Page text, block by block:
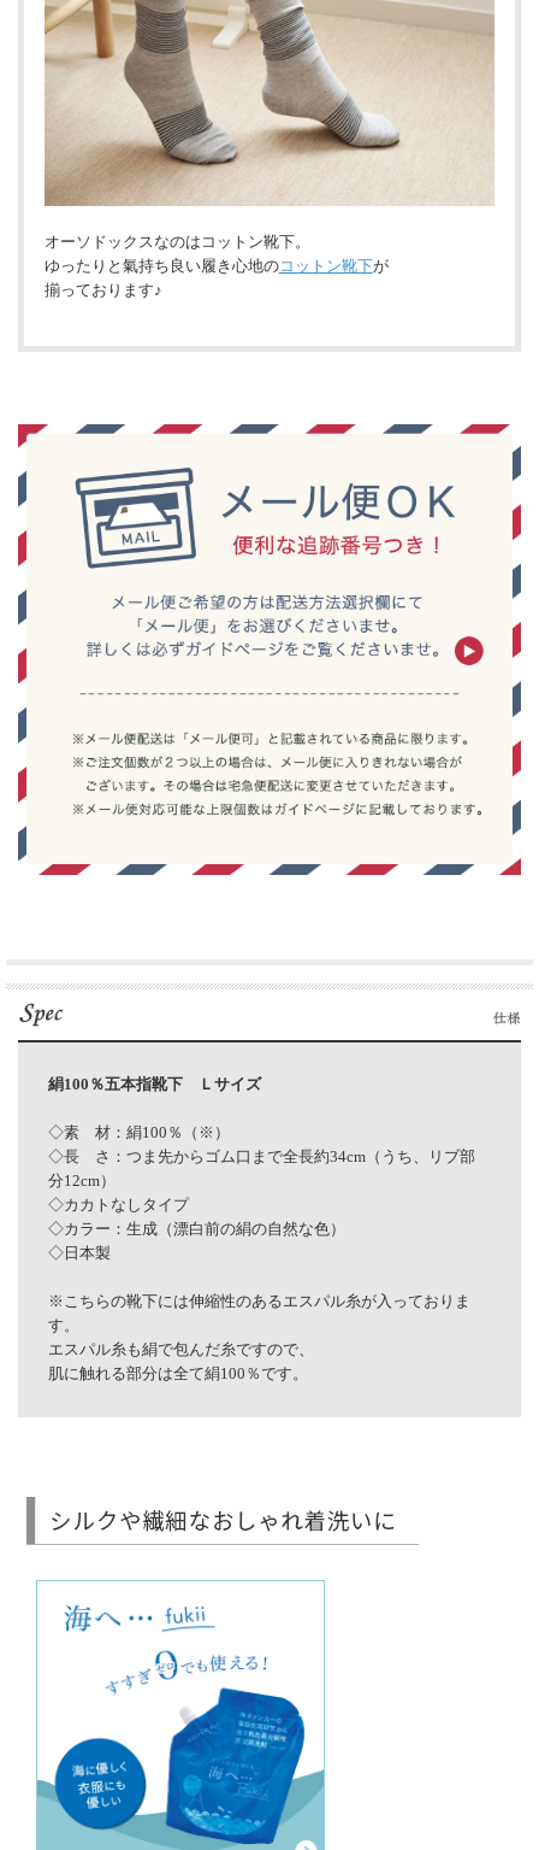
オーソドックスなのはコットン靴下。
ゆったりと氣持ち良い履き心地のコットン靴下が
揃っております♪
絹100％五本指靴下 Ｌサイズ
◇素 材：絹100％（※）
◇長 さ：つま先からゴム口まで全長約34cm（うち、リブ部
分12cm）
◇カカトなしタイプ
◇カラー：生成（漂白前の絹の自然な色）
◇日本製
※こちらの靴下には伸縮性のあるエスパル糸が入っておりま
す。
エスパル糸も絹で包んだ糸ですので、
肌に触れる部分は全て絹100％です。